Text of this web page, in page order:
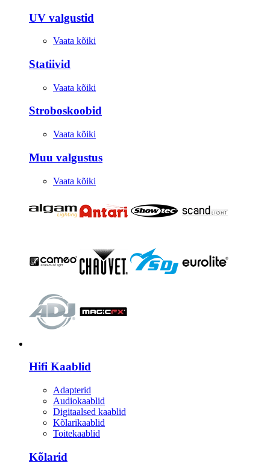
UV valgustid
Vaata kõiki
Statiivid
Vaata kõiki
Stroboskoobid
Vaata kõiki
Muu valgustus
Vaata kõiki
Hifi Kaablid
Adapterid
Audiokaablid
Digitaalsed kaablid
Kõlarikaablid
Toitekaablid
Kõlarid